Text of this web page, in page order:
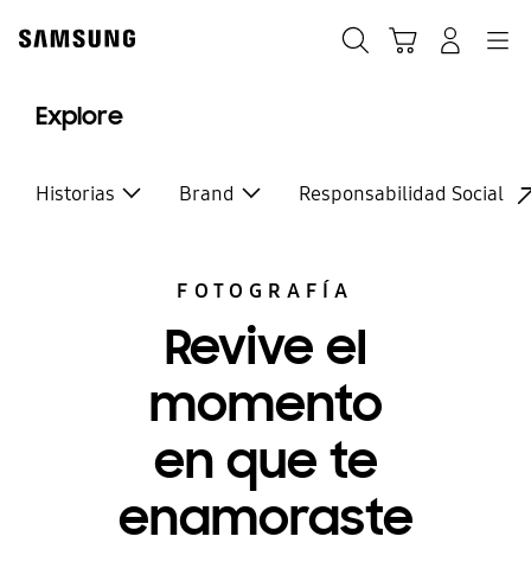
content
Explore
Historias Brand Responsabilidad Social
FOTOGRAFÍA
Revive el
momento
en que te
enamoraste